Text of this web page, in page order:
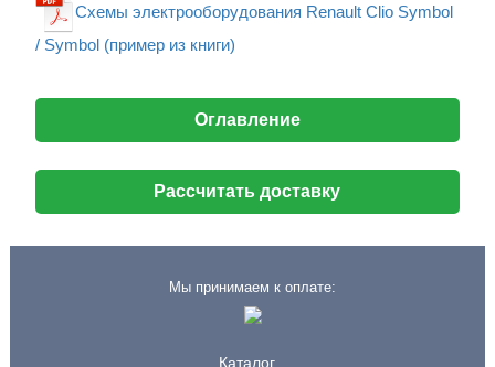
Схемы электрооборудования Renault Clio Symbol
/ Symbol (пример из книги)
Оглавление
Рассчитать доставку
Мы принимаем к оплате:
Каталог